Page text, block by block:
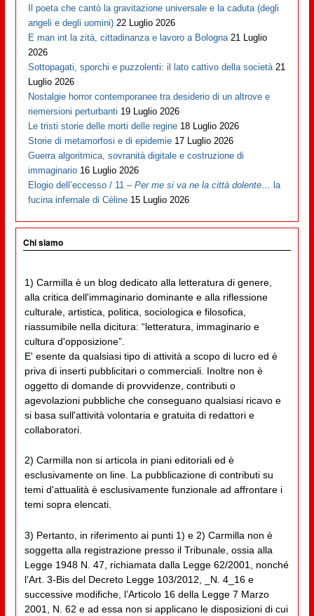
Il poeta che cantò la gravitazione universale e la caduta (degli
angeli e degli uomini) 22 Luglio 2026
E man int la zità, cittadinanza e lavoro a Bologna 21 Luglio
2026
Sottopagati, sporchi e puzzolenti: il lato cattivo della società 21
Luglio 2026
Nostalgie horror contemporanee tra desiderio di un altrove e
riemersioni perturbanti 19 Luglio 2026
Le tristi storie delle morti delle regine 18 Luglio 2026
Storie di metamorfosi e di epidemie 17 Luglio 2026
Guerra algoritmica, sovranità digitale e costruzione di
immaginario 16 Luglio 2026
Elogio dell’eccesso / 11 –Per me si va ne la città dolente… la
fucina infernale di Cèline 15 Luglio 2026
Chi siamo
1) Carmilla è un blog dedicato alla letteratura di genere,
alla critica dell'immaginario dominante e alla riflessione
culturale, artistica, politica, sociologica e filosofica,
riassumibile nella dicitura: “letteratura, immaginario e
cultura d'opposizione”.
E' esente da qualsiasi tipo di attività a scopo di lucro ed è
priva di inserti pubblicitari o commerciali. Inoltre non è
oggetto di domande di provvidenze, contributi o
agevolazioni pubbliche che conseguano qualsiasi ricavo e
si basa sull'attività volontaria e gratuita di redattori e
collaboratori.
2) Carmilla non si articola in piani editoriali ed è
esclusivamente on line. La pubblicazione di contributi su
temi d'attualità è esclusivamente funzionale ad affrontare i
temi sopra elencati.
3) Pertanto, in riferimento ai punti 1) e 2) Carmilla non è
soggetta alla registrazione presso il Tribunale, ossia alla
Legge 1948 N. 47, richiamata dalla Legge 62/2001, nonché
l’Art. 3-Bis del Decreto Legge 103/2012, _N. 4_16 e
successive modifiche, l’Articolo 16 della Legge 7 Marzo
2001, N. 62 e ad essa non si applicano le disposizioni di cui